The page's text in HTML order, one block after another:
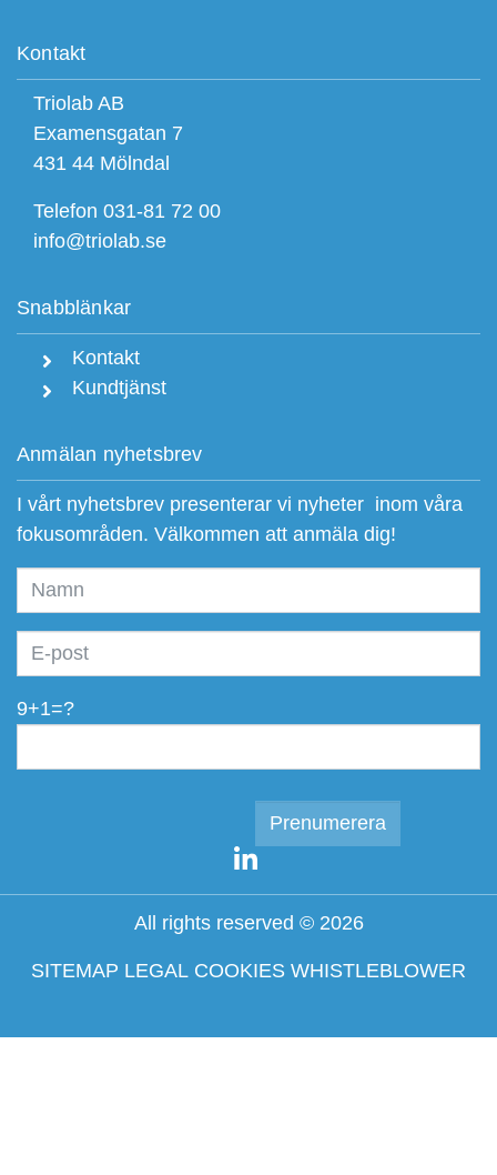
Kontakt
Triolab AB
Examensgatan 7
431 44 Mölndal
Telefon 031-81 72 00
info@triolab.se
Snabblänkar
Kontakt
Kundtjänst
Anmälan nyhetsbrev
I vårt nyhetsbrev presenterar vi nyheter inom våra
fokusområden. Välkommen att anmäla dig!
9+1=?
All rights reserved © 2026
SITEMAP LEGAL COOKIES WHISTLEBLOWER